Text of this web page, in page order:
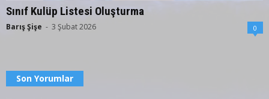
Sınıf Kulüp Listesi Oluşturma
Barış Şişe - 3 Şubat 2026 0
Son Yorumlar